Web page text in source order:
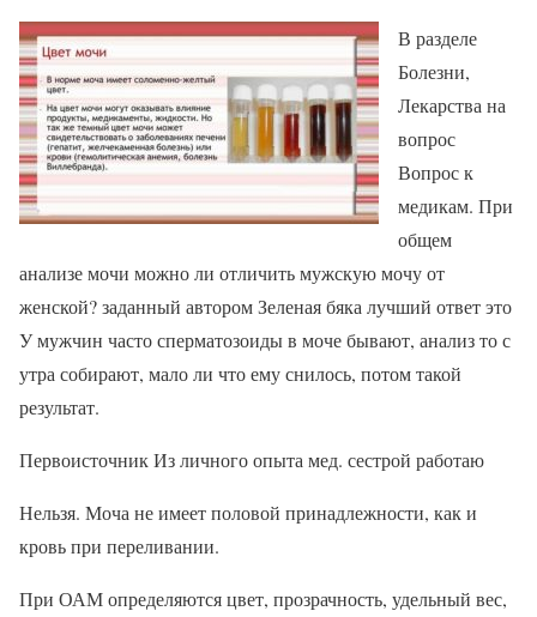
В разделе
Болезни,
Лекарства на
вопрос
Вопрос к
медикам. При
общем
анализе мочи можно ли отличить мужскую мочу от
женской? заданный автором Зеленая бяка лучший ответ это
У мужчин часто сперматозоиды в моче бывают, анализ то с
утра собирают, мало ли что ему снилось, потом такой
результат.
Первоисточник Из личного опыта мед. сестрой работаю
Нельзя. Моча не имеет половой принадлежности, как и
кровь при переливании.
При ОАМ определяются цвет, прозрачность, удельный вес,